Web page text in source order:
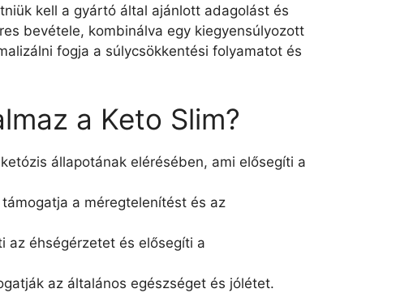
kell a gyártó által ajánlott adagolást és
bevétele, kombinálva egy kiegyensúlyozott
fogja a súlycsökkentési folyamatot és
a Keto Slim?
állapotának elérésében, ami elősegíti a
a méregtelenítést és az
az éhségérzetet és elősegíti a
az általános egészséget és jólétet.